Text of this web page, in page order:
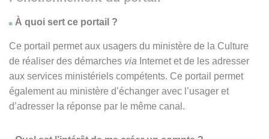
À quoi sert ce portail ?
Ce portail permet aux usagers du ministère de la Culture
de réaliser des démarches via Internet et de les adresser
aux services ministériels compétents. Ce portail permet
également au ministère d’échanger avec l’usager et
d’adresser la réponse par le même canal.